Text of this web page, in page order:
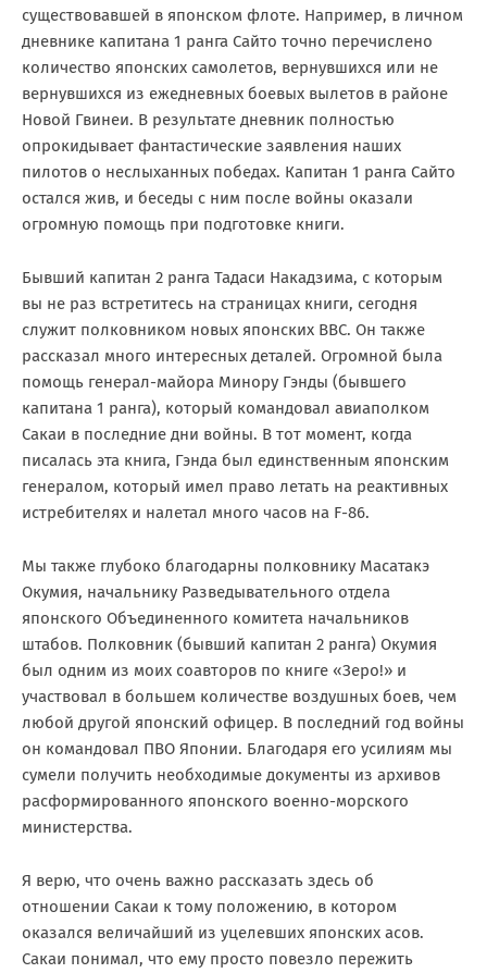
существовавшей в японском флоте. Например, в личном
дневнике капитана 1 ранга Сайто точно перечислено
количество японских самолетов, вернувшихся или не
вернувшихся из ежедневных боевых вылетов в районе
Новой Гвинеи. В результате дневник полностью
опрокидывает фантастические заявления наших
пилотов о неслыханных победах. Капитан 1 ранга Сайто
остался жив, и беседы с ним после войны оказали
огромную помощь при подготовке книги.
Бывший капитан 2 ранга Тадаси Накадзима, с которым
вы не раз встретитесь на страницах книги, сегодня
служит полковником новых японских ВВС. Он также
рассказал много интересных деталей. Огромной была
помощь генерал-майора Минору Гэнды (бывшего
капитана 1 ранга), который командовал авиаполком
Сакаи в последние дни войны. В тот момент, когда
писалась эта книга, Гэнда был единственным японским
генералом, который имел право летать на реактивных
истребителях и налетал много часов на F-86.
Мы также глубоко благодарны полковнику Масатакэ
Окумия, начальнику Разведывательного отдела
японского Объединенного комитета начальников
штабов. Полковник (бывший капитан 2 ранга) Окумия
был одним из моих соавторов по книге «Зеро!» и
участвовал в большем количестве воздушных боев, чем
любой другой японский офицер. В последний год войны
он командовал ПВО Японии. Благодаря его усилиям мы
сумели получить необходимые документы из архивов
расформированного японского военно-морского
министерства.
Я верю, что очень важно рассказать здесь об
отношении Сакаи к тому положению, в котором
оказался величайший из уцелевших японских асов.
Сакаи понимал, что ему просто повезло пережить